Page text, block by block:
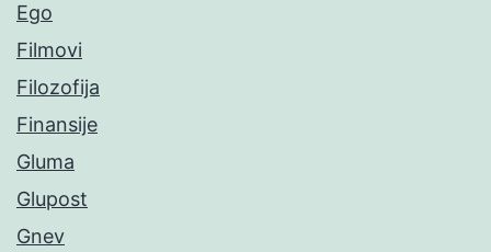
Ego
Filmovi
Filozofija
Finansije
Gluma
Glupost
Gnev